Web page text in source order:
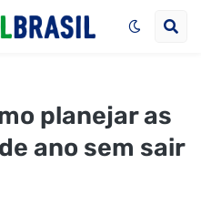
planejar as
ano sem sair